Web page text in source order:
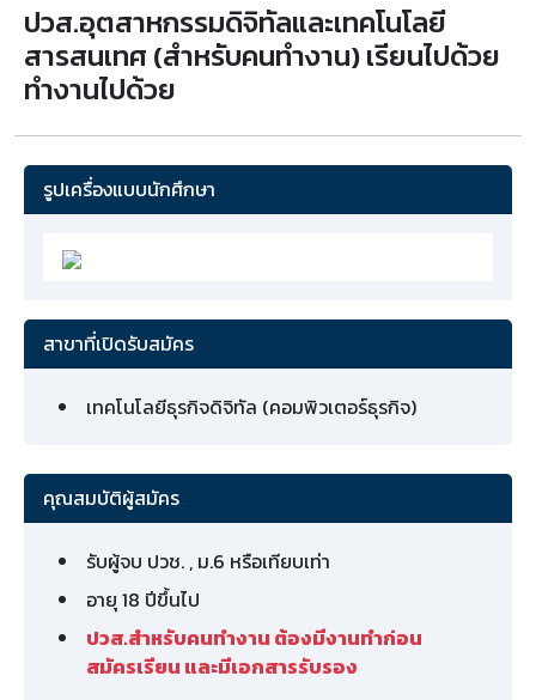
ปวส.อุตสาหกรรมดิจิทัลและเทคโนโลยี
สารสนเทศ (สำหรับคนทำงาน) เรียนไปด้วย
ทำงานไปด้วย
สาขาที่เปิดรับสมัคร
เทคโนโลยีธุรกิจดิจิทัล (คอมพิวเตอร์ธุรกิจ)
คุณสมบัติผู้สมัคร
รับผู้จบ ปวช. , ม.6 หรือเทียบเท่า
อายุ 18 ปีขึ้นไป
ปวส.สำหรับคนทำงาน ต้องมีงานทำก่อน
สมัครเรียน และมีเอกสารรับรอง
รูปเครื่องแบบนักศึกษา